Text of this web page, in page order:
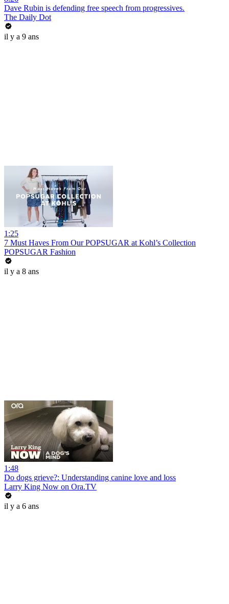
Dave Rubin is defending free speech from progressives.
The Daily Dot
il y a 9 ans
1:25
7 Must Haves From Our POPSUGAR at Kohl’s Collection
POPSUGAR Fashion
il y a 8 ans
1:48
Do dogs grieve?: Understanding canine love and loss
Larry King Now on Ora.TV
il y a 6 ans